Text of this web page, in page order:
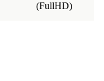
(FullHD)